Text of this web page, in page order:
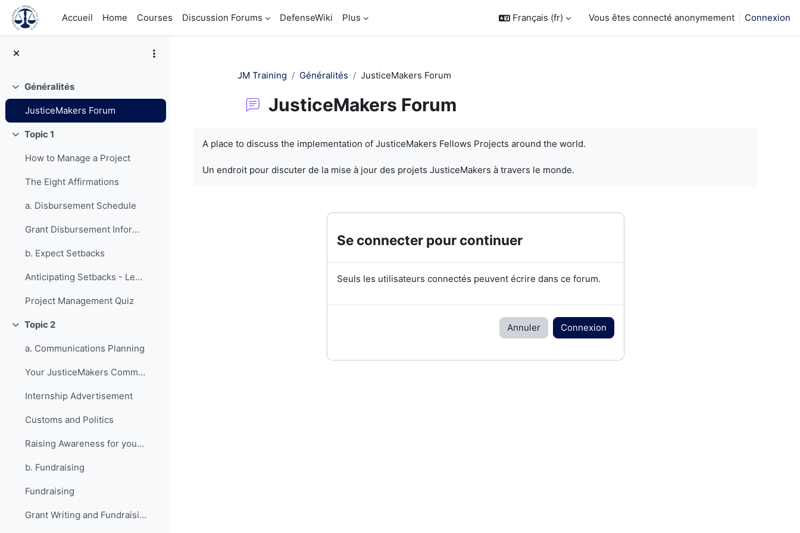
Passer au contenu principal
Accueil
Home Courses Discussion Forums DefenseWiki Plus Français ‎(fr)‎ Vous êtes connecté anonymement Connexion
Replier
Généralités
JusticeMakers Forum
Replier
Topic 1
How to Manage a Project
The Eight Affirmations
a. Disbursement Schedule
Grant Disbursement Information
b. Expect Setbacks
Anticipating Setbacks - Lessons from Previous Fellows
Project Management Quiz
Replier
Topic 2
a. Communications Planning
Your JusticeMakers Communications Intern
Internship Advertisement
Customs and Politics
Raising Awareness for your Project - Lessons from Previous Fellows
b. Fundraising
Fundraising
Grant Writing and Fundraising Guide-sheet
JM Training Généralités JusticeMakers Forum
JusticeMakers Forum
A place to discuss the implementation of JusticeMakers Fellows Projects around the world.
Un endroit pour discuter de la mise à jour des projets JusticeMakers à travers le monde.
Se connecter pour continuer
Seuls les utilisateurs connectés peuvent écrire dans ce forum.
Annuler Connexion